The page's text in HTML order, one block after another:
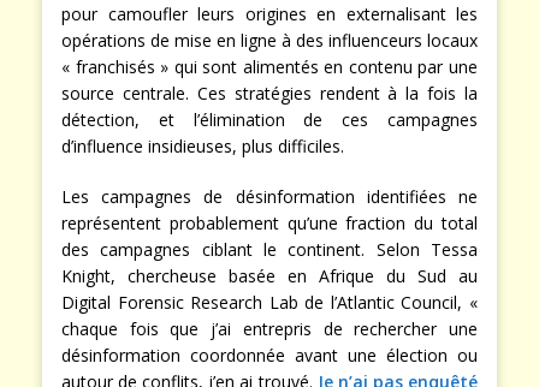
pour camoufler leurs origines en externalisant les
opérations de mise en ligne à des influenceurs locaux
« franchisés » qui sont alimentés en contenu par une
source centrale. Ces stratégies rendent à la fois la
détection, et l’élimination de ces campagnes
d’influence insidieuses, plus difficiles.
Les campagnes de désinformation identifiées ne
représentent probablement qu’une fraction du total
des campagnes ciblant le continent. Selon Tessa
Knight, chercheuse basée en Afrique du Sud au
Digital Forensic Research Lab de l’Atlantic Council, «
chaque fois que j’ai entrepris de rechercher une
désinformation coordonnée avant une élection ou
autour de conflits, j’en ai trouvé. Je n’ai pas enquêté